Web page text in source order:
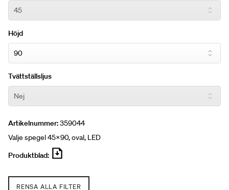
Höjd
Tvättställsljus
Artikelnummer:359044
Valje spegel 45x90, oval, LED
Produktblad:
RENSA ALLA FILTER